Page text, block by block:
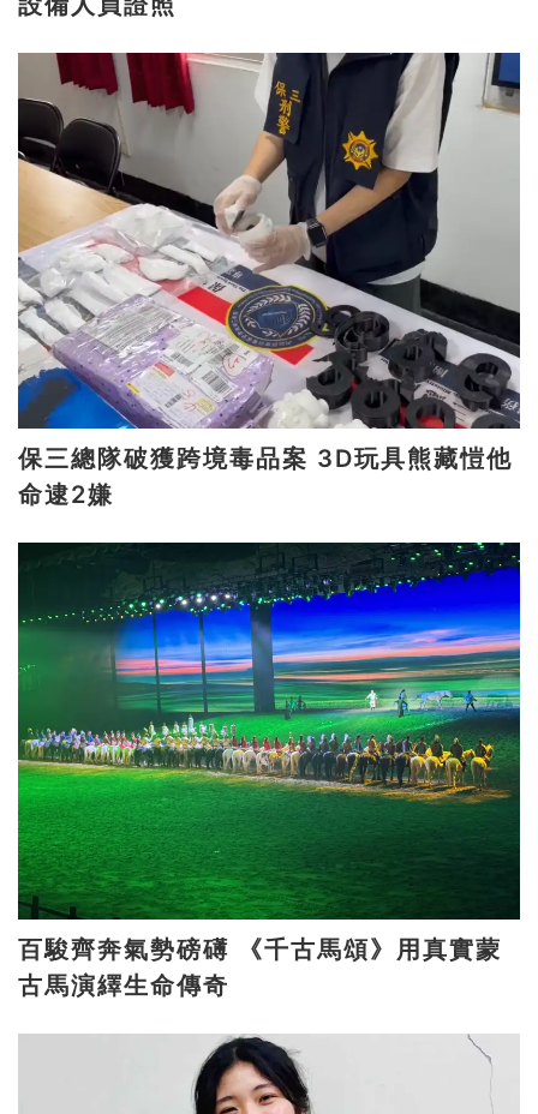
保三總隊破獲跨境毒品案 3D玩具熊藏愷他
命逮2嫌
百駿齊奔氣勢磅礡 《千古馬頌》用真實蒙
古馬演繹生命傳奇